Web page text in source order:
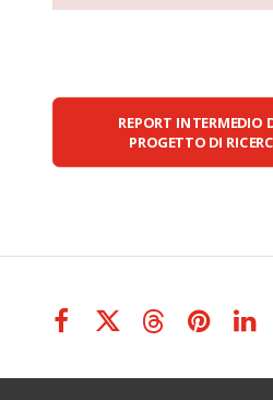
REPORT INTERMEDIO
PROGETTO DI